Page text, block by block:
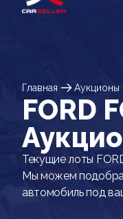
Главная Аукционы
FORD
Текущие лоты
Мы можем
автомобиль под